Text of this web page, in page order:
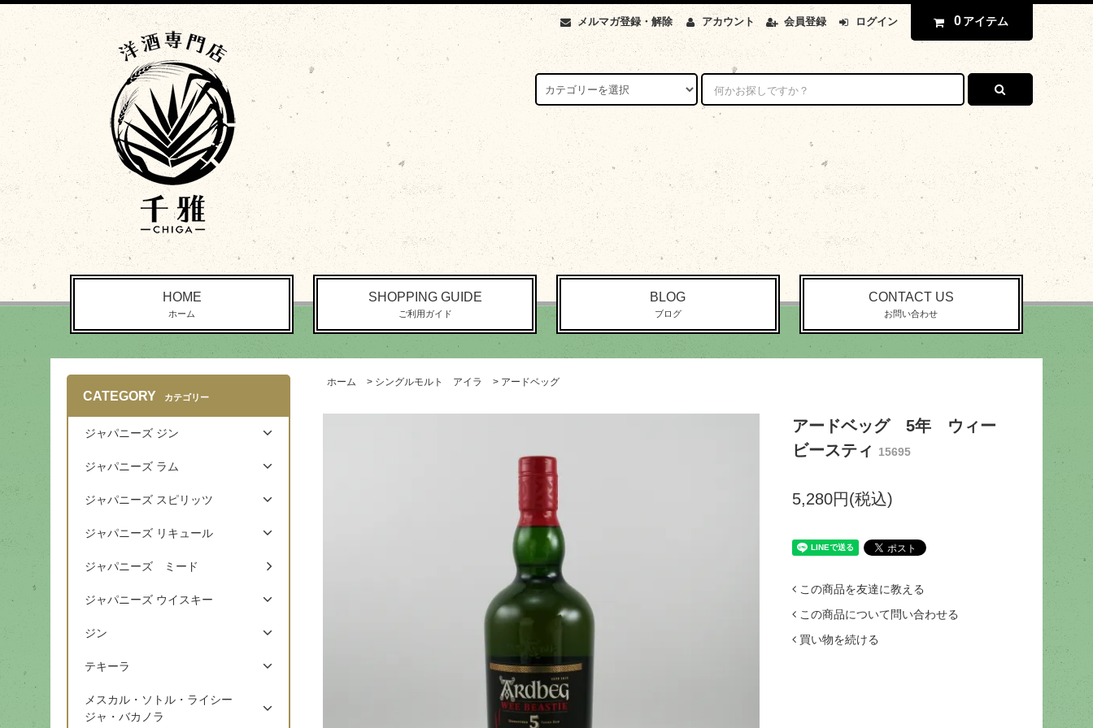
メルマガ登録・解除 アカウント 会員登録 ログイン 0 アイテム
HOME
ホーム
SHOPPING GUIDE
ご利用ガイド
BLOG
ブログ
CONTACT US
お問い合わせ
ホーム > シングルモルト アイラ > アードベッグ
アードベッグ 5年 ウィー
ビースティ
15695
5,280円(税込)
この商品を友達に教える
この商品について問い合わせる
買い物を続ける
CATEGORY カテゴリー
ジャパニーズ ジン
ジャパニーズ ラム
ジャパニーズ スピリッツ
ジャパニーズ リキュール
ジャパニーズ ミード
ジャパニーズ ウイスキー
ジン
テキーラ
メスカル・ソトル・ライシー
ジャ・バカノラ